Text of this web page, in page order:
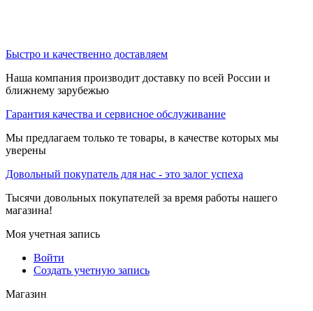
Быстро и качественно доставляем
Наша компания производит доставку по всей России и
ближнему зарубежью
Гарантия качества и сервисное обслуживание
Мы предлагаем только те товары, в качестве которых мы
уверены
Довольный покупатель для нас - это залог успеха
Тысячи довольных покупателей за время работы нашего
магазина!
Моя учетная запись
Войти
Создать учетную запись
Магазин